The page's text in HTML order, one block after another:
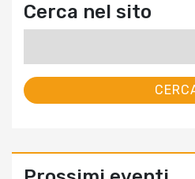
Cerca nel sito